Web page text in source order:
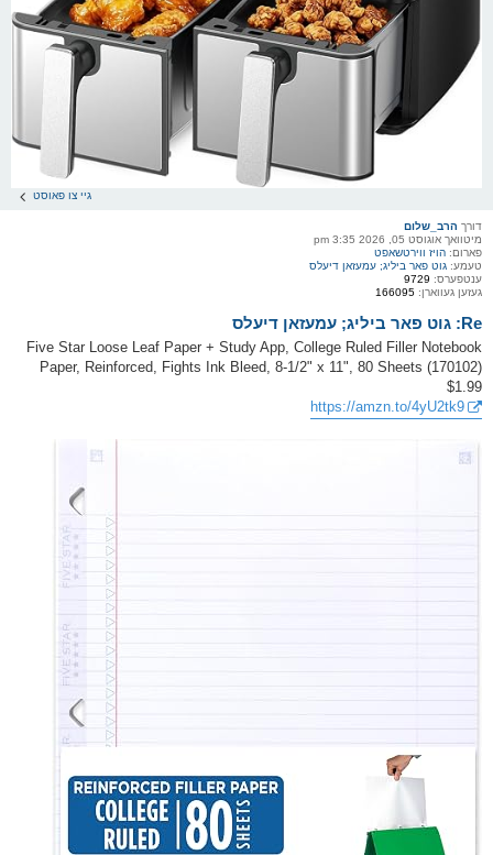
גיי צו פאוסט
דורך הרב_שלום
מיטוואך אוגוסט 05, 2026 3:35 pm
פארום: הויז ווירטשאפט
טעמע: גוט פאר ביליג; עמעזאן דיעלס
ענטפערס: 9729
געזען געווארן: 166095
Re: גוט פאר ביליג; עמעזאן דיעלס
Five Star Loose Leaf Paper + Study App, College Ruled Filler Notebook
Paper, Reinforced, Fights Ink Bleed, 8-1/2" x 11", 80 Sheets (170102)
$1.99
https://amzn.to/4yU2tk9